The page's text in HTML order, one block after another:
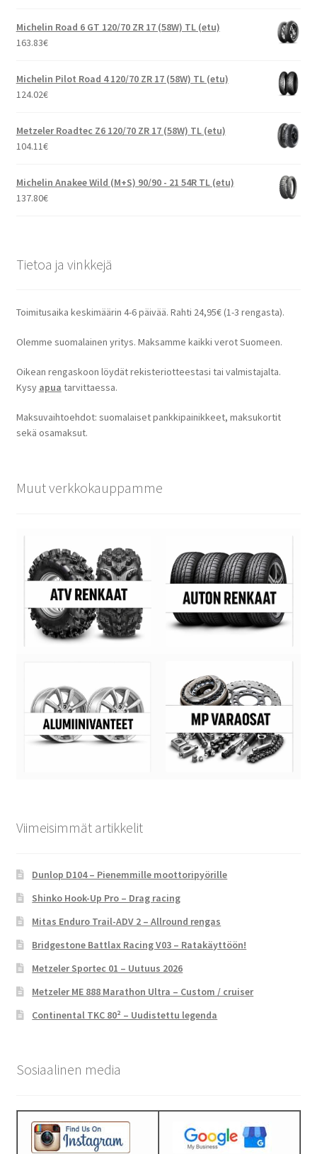
Michelin Road 6 GT 120/70 ZR 17 (58W) TL (etu)
163.83€
Michelin Pilot Road 4 120/70 ZR 17 (58W) TL (etu)
124.02€
Metzeler Roadtec Z6 120/70 ZR 17 (58W) TL (etu)
104.11€
Michelin Anakee Wild (M+S) 90/90 - 21 54R TL (etu)
137.80€
Tietoa ja vinkkejä
Toimitusaika keskimäärin 4-6 päivää. Rahti 24,95€ (1-3 rengasta).
Olemme suomalainen yritys. Maksamme kaikki verot Suomeen.
Oikean rengaskoon löydät rekisteriotteestasi tai valmistajalta.
Kysy apua tarvittaessa.
Maksuvaihtoehdot: suomalaiset pankkipainikkeet, maksukortit
sekä osamaksut.
Muut verkkokauppamme
Viimeisimmät artikkelit
Dunlop D104 – Pienemmille moottoripyörille
Shinko Hook-Up Pro – Drag racing
Mitas Enduro Trail-ADV 2 – Allround rengas
Bridgestone Battlax Racing V03 – Ratakäyttöön!
Metzeler Sportec 01 – Uutuus 2026
Metzeler ME 888 Marathon Ultra – Custom / cruiser
Continental TKC 80² – Uudistettu legenda
Sosiaalinen media